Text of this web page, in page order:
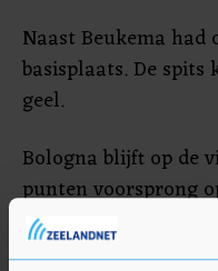
Naast Beukema had
basisplaats. De
geel.
Bologna blijft op de
punten voorsprong
vijf clubs uit de
Champions League.